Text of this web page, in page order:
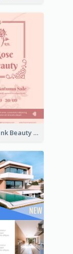
Elegant Pink Beauty Company Flyer